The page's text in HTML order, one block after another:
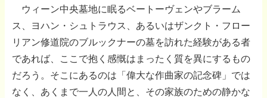
ウィーン中央墓地に眠るベートーヴェンやブラーム
ス、ヨハン・シュトラウス、あるいはザンクト・フロー
リアン修道院のブルックナーの墓を訪れた経験がある者
であれば、ここで抱く感慨はまったく質を異にするもの
だろう。そこにあるのは「偉大な作曲家の記念碑」では
なく、あくまで一人の人間と、その家族のための静かな